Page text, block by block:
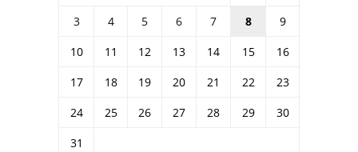
3
4 5 6 7 8
9
10
11 12 13 14 15
16
17
18 19 20 21 22
23
24
25 26 27 28 29
30
31